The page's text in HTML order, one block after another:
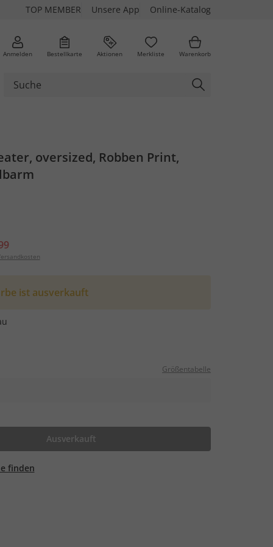
TOP MEMBER Unsere App Online-Katalog
Anmelden Bestellkarte Aktionen Merkliste Warenkorb
oversized, Robben Print,
ist ausverkauft
Größentabelle
Ausverkauft
finden